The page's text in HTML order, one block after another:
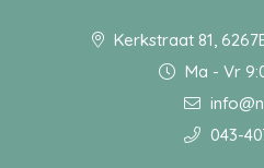
Kerkstraat 81,
Ma - Vr
043-